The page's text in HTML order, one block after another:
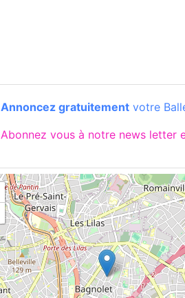
Annoncez gratuitement votre
Abonnez vous à notre news letter